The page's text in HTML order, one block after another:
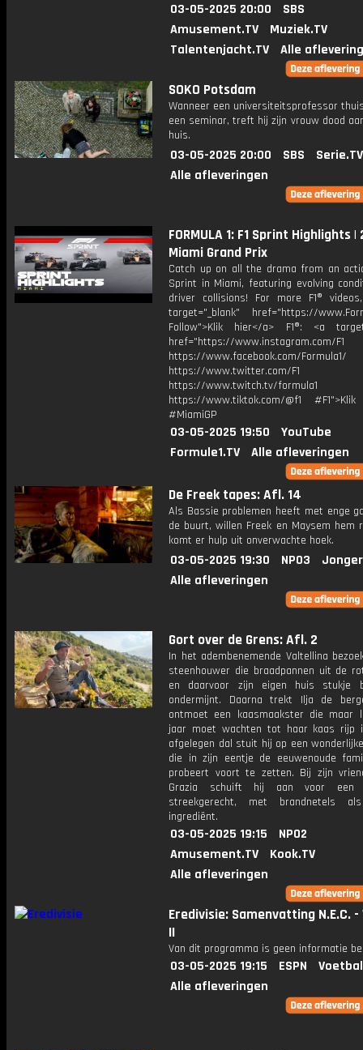
03-05-2025 20:00
SBS
Amusement.TV
Muziek.TV
Talentenjacht.TV
Alle
SOKO Potsdam
Wanneer een universiteitsprofessor
een seminar, treft hij zijn vrouw dood
huis.
03-05-2025 20:00 SBS
Serie.TV
Alle afleveringen
FORMULA 1: F1 Sprint Highlights |
Miami Grand Prix
Catch up on all the drama from an
Sprint in Miami, featuring evolving
driver collisions! For more F1®
target="_blank" href="https://
Follow">Klik hier</a> F1®: <a
href="https://www.instagram.com/F1
https://www.facebook.com/Formula1/
https://www.twitter.com/F1
https://www.twitch.tv/formula1
https://www.tiktok.com/@f1
#MiamiGP
03-05-2025 19:50
YouTube
Formule1.TV
Alle afleveringen
De Freek tapes: Afl. 14
Als Bassie problemen heeft met enge
de buurt, willen Freek en Maysem hem
komt er hulp uit onverwachte hoek.
03-05-2025 19:30 NPO3
Alle afleveringen
Gort over de Grens: Afl. 2
In het adembenemende Valtellina
steenhouwer die braadpannen uit de
en daarvoor zijn eigen huis stukje
ondermijnt. Daarna trekt Ilja de
ontmoet een kaasmaakster die maar
jaar moet wachten tot haar kaas rijp
afgelegen dal stuit hij op een
die in zijn eentje de eeuwenoude
probeert voort te zetten. Bij zijn
Grazia schuift hij aan voor een
streekgerecht, met brandnetels
ingrediënt.
03-05-2025 19:15
NPO2
Amusement.TV
Kook.TV
Alle afleveringen
Eredivisie: Samenvatting N.E.C.
II
Van dit programma is geen informatie
03-05-2025 19:15 ESPN
Alle afleveringen